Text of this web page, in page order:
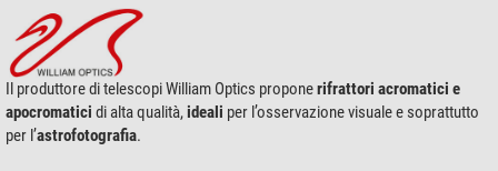
Il produttore di telescopi William Optics proponerifrattori acromatici e
apocromatici di alta qualità,ideali per l’osservazione visuale e soprattutto
per l’astrofotografia.